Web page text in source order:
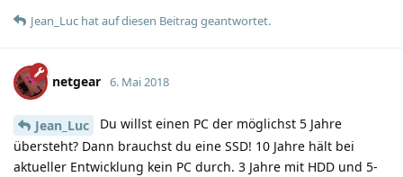
Jean_Luc hatauf diesen Beitrag geantwortet.
netgear 6. Mai 2018
Jean_Luc
Du willst einen PC der möglichst 5 Jahre
übersteht? Dann brauchst du eine SSD! 10 Jahre hält bei
aktueller Entwicklung kein PC durch. 3 Jahre mit HDD und 5-